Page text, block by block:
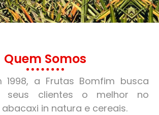
Quem Somos
1998, a Frutas Bomfim busca
seus clientes o melhor no
in natura e cereais.